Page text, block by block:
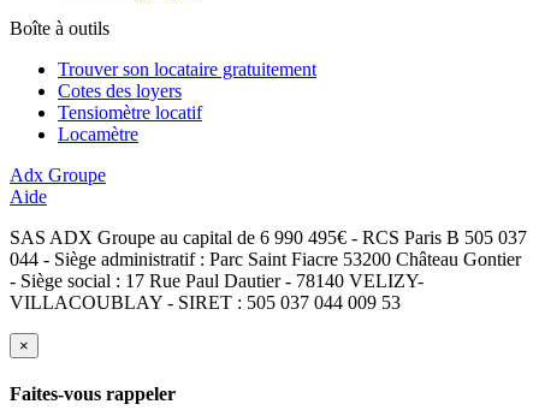
Boîte à outils
Trouver son locataire gratuitement
Cotes des loyers
Tensiomètre locatif
Locamètre
Adx Groupe
Aide
SAS ADX Groupe au capital de 6 990 495€ - RCS Paris B 505 037
044 - Siège administratif : Parc Saint Fiacre 53200 Château Gontier
- Siège social : 17 Rue Paul Dautier - 78140 VELIZY-
VILLACOUBLAY - SIRET : 505 037 044 009 53
×
Faites-vous rappeler